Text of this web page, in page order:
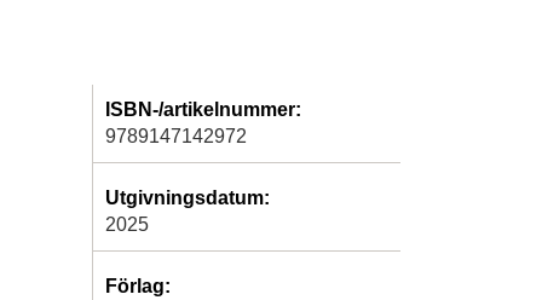
ISBN-/artikelnummer:
9789147142972
Utgivningsdatum:
2025
Förlag: